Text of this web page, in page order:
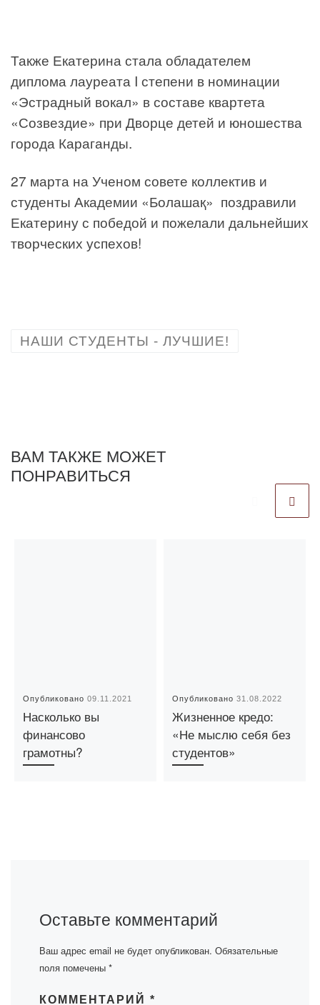
Также Екатерина стала обладателем
диплома лауреата I степени в номинации
«Эстрадный вокал» в составе квартета
«Созвездие» при Дворце детей и юношества
города Караганды.
27 марта на Ученом совете коллектив и
студенты Академии «Болашақ» поздравили
Екатерину с победой и пожелали дальнейших
творческих успехов!
НАШИ СТУДЕНТЫ - ЛУЧШИЕ!
ВАМ ТАКЖЕ МОЖЕТ
ПОНРАВИТЬСЯ
Опубликовано09.11.2021
Насколько вы
финансово
грамотны?
Опубликовано31.08.2022
Жизненное кредо:
«Не мыслю себя без
студентов»
Оставьте комментарий
Ваш адрес email не будет опубликован. Обязательные
поля помечены *
КОММЕНТАРИЙ *